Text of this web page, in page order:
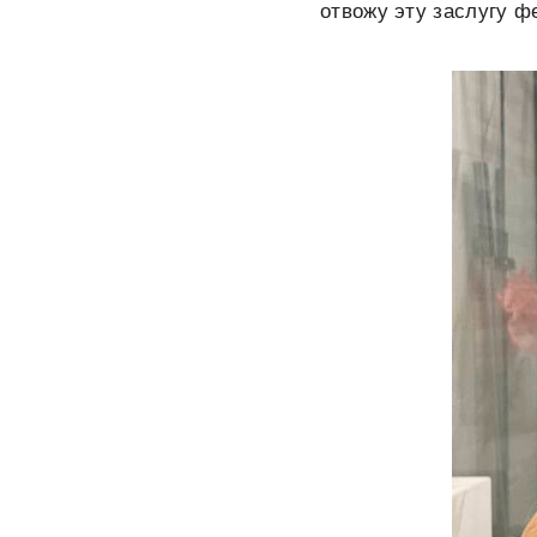
отвожу эту заслугу